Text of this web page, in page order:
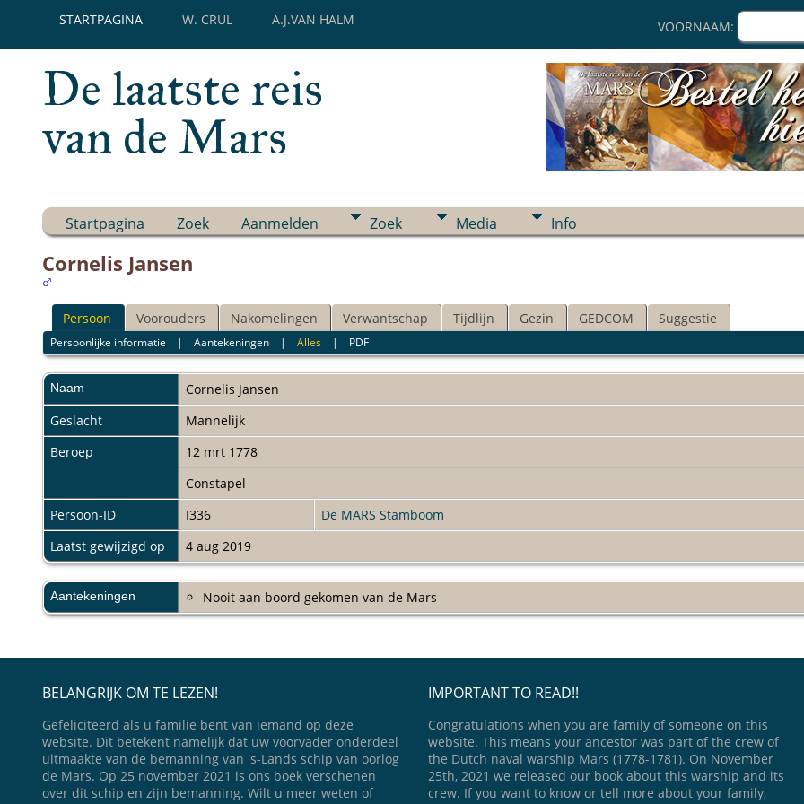
STARTPAGINA W. CRUL A.J.VAN HALM VOORNAAM:
De laatste reis
van de Mars
Startpagina Zoek Aanmelden Zoek Media Info
Cornelis Jansen
Persoon Voorouders Nakomelingen Verwantschap Tijdlijn Gezin GEDCOM Suggestie
Persoonlijke informatie |Aantekeningen |Alles | PDF
Naam Cornelis Jansen
Geslacht
Mannelijk
Beroep
12 mrt 1778
Constapel
Persoon-ID
I336
De MARS Stamboom
Laatst gewijzigd op
4 aug 2019
Aantekeningen Nooit aan boord gekomen van de Mars
BELANGRIJK OM TE LEZEN!
Gefeliciteerd als u familie bent van iemand op deze
website. Dit betekent namelijk dat uw voorvader onderdeel
uitmaakte van de bemanning van 's-Lands schip van oorlog
de Mars. Op 25 november 2021 is ons boek verschenen
over dit schip en zijn bemanning. Wilt u meer weten of
IMPORTANT TO READ!!
Congratulations when you are family of someone on this
website. This means your ancestor was part of the crew of
the Dutch naval warship Mars (1778-1781). On November
25th, 2021 we released our book about this warship and its
crew. If you want to know or tell more about your family,